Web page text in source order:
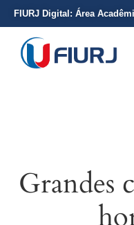
FIURJ Digital: Área
Grandes